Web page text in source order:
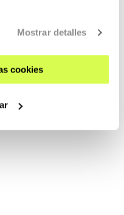
Mostrar detalles
cookies